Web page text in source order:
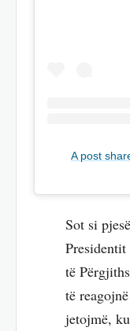
A post
Sot si
të
të
jetojmë,